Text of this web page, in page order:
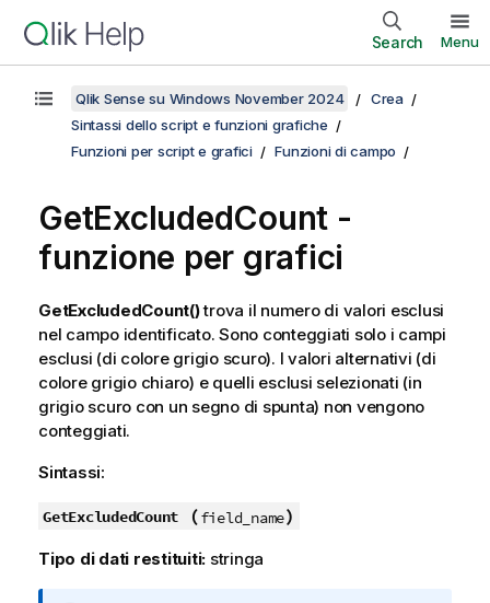
Search Menu
Qlik Sense su Windows November 2024
Crea
Sintassi dello script e funzioni grafiche
Funzioni per script e grafici
Funzioni di campo
GetExcludedCount -
funzione per grafici
GetExcludedCount()trova il numero di valori esclusi
nel campo identificato. Sono conteggiati solo i campi
esclusi (di colore grigio scuro). I valori alternativi (di
colore grigio chiaro) e quelli esclusi selezionati (in
grigio scuro con un segno di spunta) non vengono
conteggiati.
Sintassi:
GetExcludedCount (field_name)
Tipo di dati restituiti: stringa